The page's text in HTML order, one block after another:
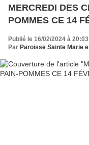
MERCREDI DES
POMMES CE 14
Publié le 16/02/2024 à 20:03
Par Paroisse Sainte Marie